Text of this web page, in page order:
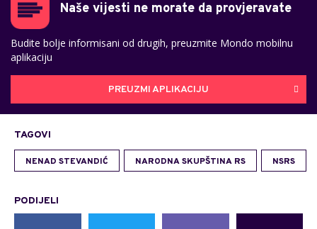
Naše vijesti ne morate da provjeravate
Budite bolje informisani od drugih, preuzmite Mondo mobilnu
aplikaciju
PREUZMI APLIKACIJU
TAGOVI
NENAD STEVANDIĆ NARODNA SKUPŠTINA RS NSRS
PODIJELI